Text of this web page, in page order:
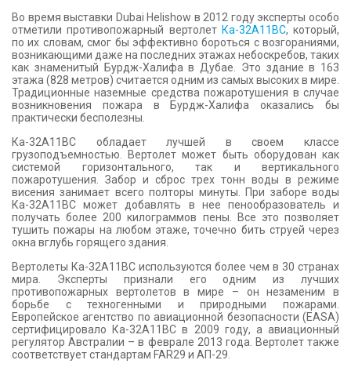
Во время выставки Dubai Helishow в 2012 году эксперты особо
отметили противопожарный вертолет Ка-32А11ВС, который,
по их словам, смог бы эффективно бороться с возгораниями,
возникающими даже на последних этажах небоскребов, таких
как знаменитый Бурдж-Халифа в Дубае. Это здание в 163
этажа (828 метров) считается одним из самых высоких в мире.
Традиционные наземные средства пожаротушения в случае
возникновения пожара в Бурдж-Халифа оказались бы
практически бесполезны.
Ка-32А11ВС обладает лучшей в своем классе
грузоподъемностью. Вертолет может быть оборудован как
системой горизонтального, так и вертикального
пожаротушения. Забор и сброс трех тонн воды в режиме
висения занимает всего полторы минуты. При заборе воды
Ка-32A11ВС может добавлять в нее пенообразователь и
получать более 200 килограммов пены. Все это позволяет
тушить пожары на любом этаже, точечно бить струей через
окна вглубь горящего здания.
Вертолеты Ка-32A11BC используются более чем в 30 странах
мира. Эксперты признали его одним из лучших
противопожарных вертолетов в мире – он незаменим в
борьбе с техногенными и природными пожарами.
Европейское агентство по авиационной безопасности (EASA)
сертифицировало Ка-32A11BC в 2009 году, а авиационный
регулятор Австралии – в феврале 2013 года. Вертолет также
соответствует стандартам FAR29 и АП-29.